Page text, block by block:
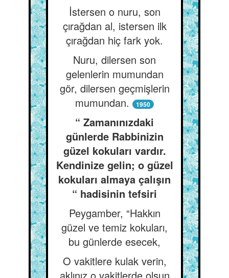
İstersen o nuru, son
çırağdan al, istersen ilk
çırağdan hiç fark yok.
Nuru, dilersen son
gelenlerin mumundan
gör, dilersen geçmişlerin
mumundan.
1950
“ Zamanınızdaki
günlerde Rabbinizin
güzel kokuları vardır.
Kendinize gelin; o güzel
kokuları almaya çalışın
“ hadisinin tefsiri
Peygamber, “Hakkın
güzel ve temiz kokuları,
bu günlerde esecek,
O vakitlere kulak verin,